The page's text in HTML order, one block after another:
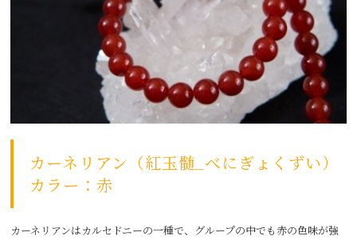
カーネリアン（紅玉髄_べにぎょくずい）
カラー：赤
カーネリアンはカルセドニーの一種で、グループの中でも赤の色味が強